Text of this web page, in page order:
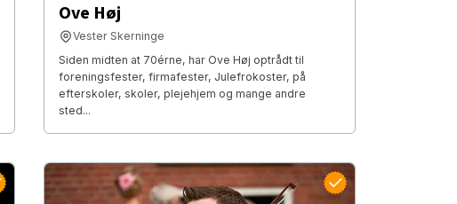
Ove Høj
Vester Skerninge
Siden midten at 70érne, har Ove Høj optrådt til
foreningsfester, firmafester, Julefrokoster, på
efterskoler, skoler, plejehjem og mange andre
sted...